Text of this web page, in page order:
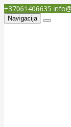
+37061406635
Navigacija